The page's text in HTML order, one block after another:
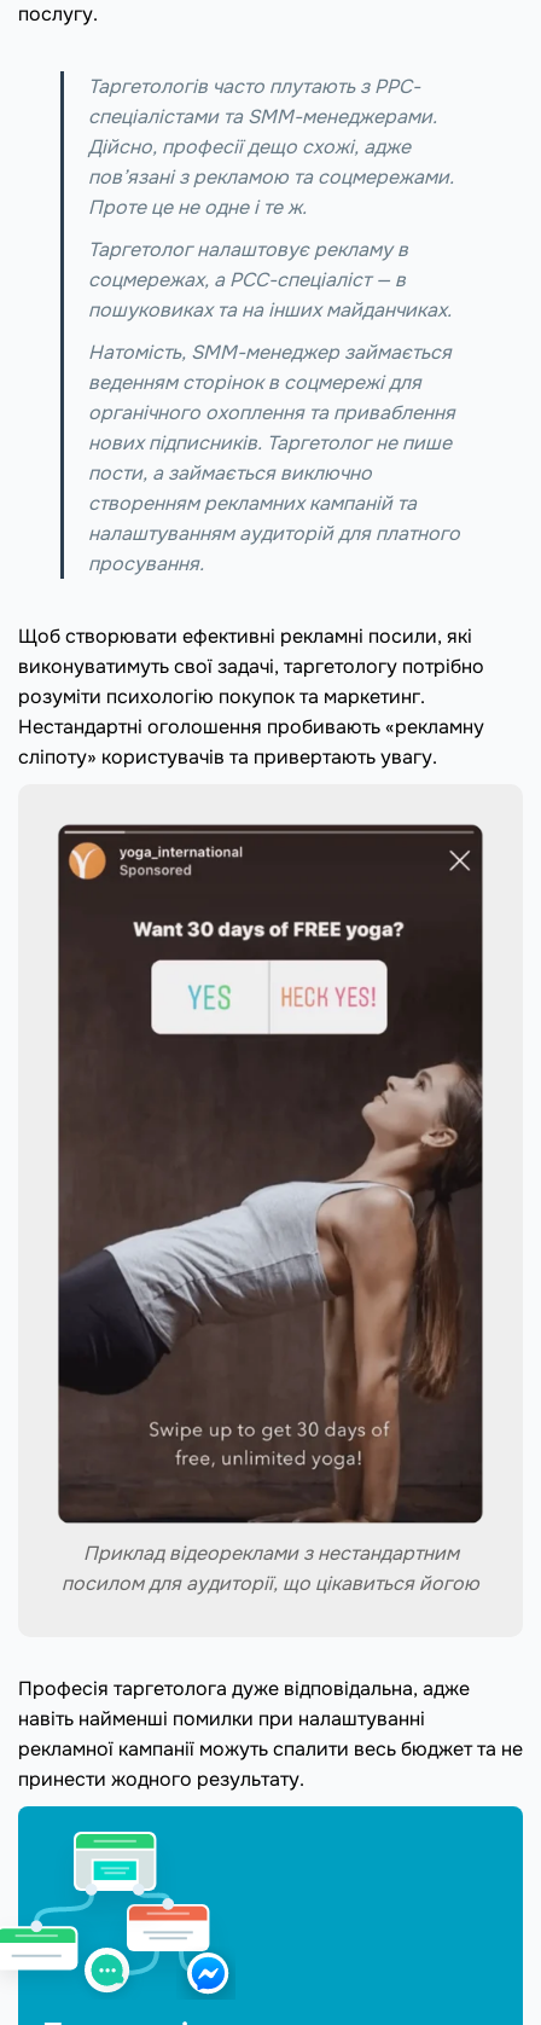
послугу.
Таргетологів часто плутають з PPC-
спеціалістами та SMM-менеджерами.
Дійсно, професії дещо схожі, адже
пов’язані з рекламою та соцмережами.
Проте це не одне і те ж.
Таргетолог налаштовує рекламу в
соцмережах, а PCC-спеціаліст — в
пошуковиках та на інших майданчиках.
Натомість, SMM-менеджер займається
веденням сторінок в соцмережі для
органічного охоплення та приваблення
нових підписників. Таргетолог не пише
пости, а займається виключно
створенням рекламних кампаній та
налаштуванням аудиторій для платного
просування.
Щоб створювати ефективні рекламні посили, які
виконуватимуть свої задачі, таргетологу потрібно
розуміти психологію покупок та маркетинг.
Нестандартні оголошення пробивають «рекламну
сліпоту» користувачів та привертають увагу.
Приклад відеореклами з нестандартним
посилом для аудиторії, що цікавиться йогою
Професія таргетолога дуже відповідальна, адже
навіть найменші помилки при налаштуванні
рекламної кампанії можуть спалити весь бюджет та не
принести жодного результату.